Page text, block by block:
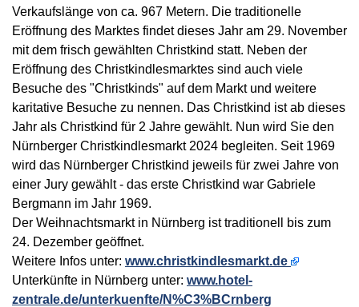
Verkaufslänge von ca. 967 Metern. Die traditionelle
Eröffnung des Marktes findet dieses Jahr am 29. November
mit dem frisch gewählten Christkind statt. Neben der
Eröffnung des Christkindlesmarktes sind auch viele
Besuche des "Christkinds" auf dem Markt und weitere
karitative Besuche zu nennen. Das Christkind ist ab dieses
Jahr als Christkind für 2 Jahre gewählt. Nun wird Sie den
Nürnberger Christkindlesmarkt 2024 begleiten. Seit 1969
wird das Nürnberger Christkind jeweils für zwei Jahre von
einer Jury gewählt - das erste Christkind war Gabriele
Bergmann im Jahr 1969.
Der Weihnachtsmarkt in Nürnberg ist traditionell bis zum
24. Dezember geöffnet.
Weitere Infos unter: www.christkindlesmarkt.de
Unterkünfte in Nürnberg unter: www.hotel-
zentrale.de/unterkuenfte/N%C3%BCrnberg